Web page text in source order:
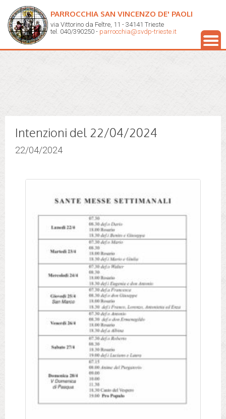
PARROCCHIA SAN VINCENZO DE' PAOLI
via Vittorino da Feltre, 11 - 34141 Trieste
tel. 040/390250 - parrocchia@svdp-trieste.it
Intenzioni del 22/04/2024
22/04/2024